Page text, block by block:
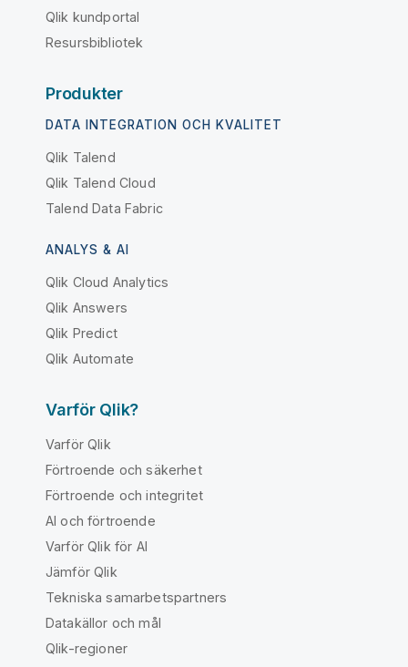
Qlik kundportal
Resursbibliotek
Produkter
DATA INTEGRATION OCH KVALITET
Qlik Talend
Qlik Talend Cloud
Talend Data Fabric
ANALYS & AI
Qlik Cloud Analytics
Qlik Answers
Qlik Predict
Qlik Automate
Varför Qlik?
Varför Qlik
Förtroende och säkerhet
Förtroende och integritet
AI och förtroende
Varför Qlik för AI
Jämför Qlik
Tekniska samarbetspartners
Datakällor och mål
Qlik-regioner